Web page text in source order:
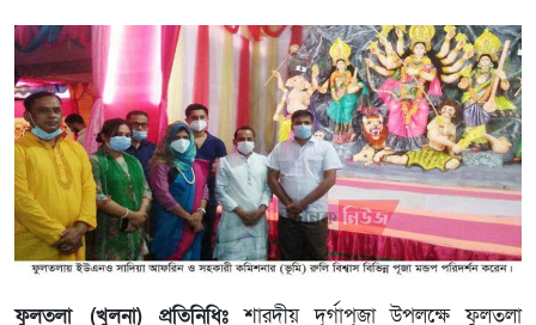
ফুলতলা (খুলনা) প্রতিনিধিঃ শারদীয় দূর্গাপূজা উপলক্ষে ফুলতলা